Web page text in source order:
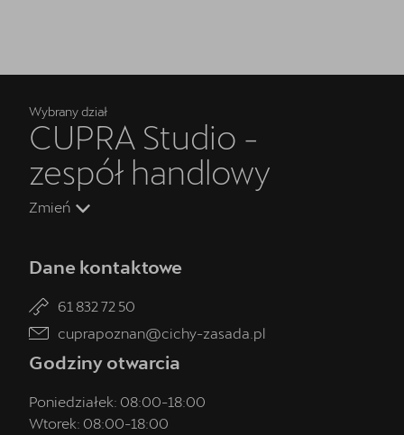
Wybrany dział
CUPRA Studio -
zespół handlowy
Zmień
Dane kontaktowe
61 832 72 50
cuprapoznan@cichy-zasada.pl
Godziny otwarcia
Poniedziałek: 08:00-18:00
Wtorek: 08:00-18:00